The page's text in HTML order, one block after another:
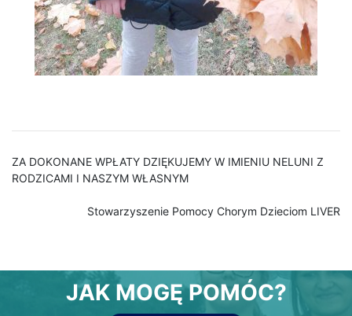
ZA DOKONANE WPŁATY DZIĘKUJEMY W IMIENIU NELUNI Z
RODZICAMI I NASZYM WŁASNYM
Stowarzyszenie Pomocy Chorym Dzieciom LIVER
JAK MOGĘ POMÓC?